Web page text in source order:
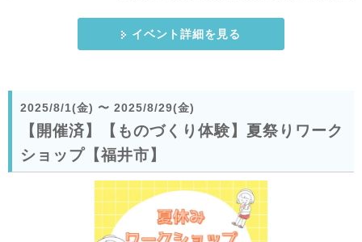
イベント詳細を見る
2025/8/1(金) 〜 2025/8/29(金)
【開催済】【ものづくり体験】夏祭りワーク
ショップ【福井市】